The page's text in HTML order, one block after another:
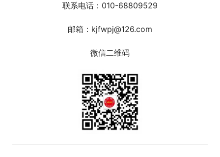
联系电话：010-68809529
邮箱：kjfwpj@126.com
微信二维码